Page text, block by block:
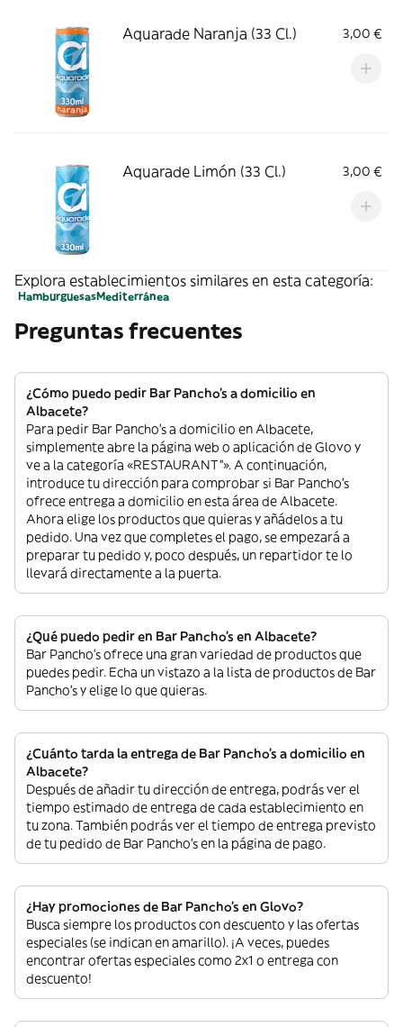
Aquarade Naranja (33 Cl.) 3,00 €
Aquarade Limón (33 Cl.) 3,00 €
Explora establecimientos similares en esta categoría:
HamburguesasMediterránea
Preguntas frecuentes
¿Cómo puedo pedir Bar Pancho's a domicilio en
Albacete?
Para pedir Bar Pancho's a domicilio en Albacete,
simplemente abre la página web o aplicación de Glovo y
ve a la categoría «RESTAURANT”». A continuación,
introduce tu dirección para comprobar si Bar Pancho's
ofrece entrega a domicilio en esta área de Albacete.
Ahora elige los productos que quieras y añádelos a tu
pedido. Una vez que completes el pago, se empezará a
preparar tu pedido y, poco después, un repartidor te lo
llevará directamente a la puerta.
¿Qué puedo pedir en Bar Pancho's en Albacete?
Bar Pancho's ofrece una gran variedad de productos que
puedes pedir. Echa un vistazo a la lista de productos de Bar
Pancho's y elige lo que quieras.
¿Cuánto tarda la entrega de Bar Pancho's a domicilio en
Albacete?
Después de añadir tu dirección de entrega, podrás ver el
tiempo estimado de entrega de cada establecimiento en
tu zona. También podrás ver el tiempo de entrega previsto
de tu pedido de Bar Pancho's en la página de pago.
¿Hay promociones de Bar Pancho's en Glovo?
Busca siempre los productos con descuento y las ofertas
especiales (se indican en amarillo). ¡A veces, puedes
encontrar ofertas especiales como 2x1 o entrega con
descuento!